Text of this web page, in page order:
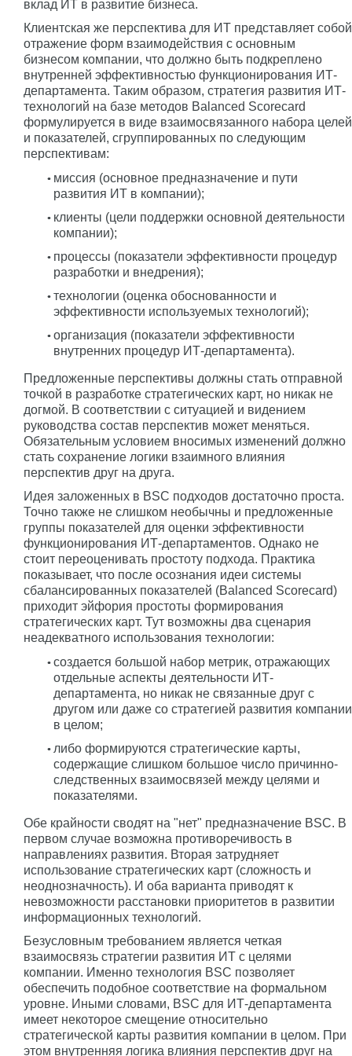
вклад ИТ в развитие бизнеса.
Клиентская же перспектива для ИТ представляет собой
отражение форм взаимодействия с основным
бизнесом компании, что должно быть подкреплено
внутренней эффективностью функционирования ИТ-
департамента. Таким образом, стратегия развития ИТ-
технологий на базе методов Balanced Scorecard
формулируется в виде взаимосвязанного набора целей
и показателей, сгруппированных по следующим
перспективам:
миссия (основное предназначение и пути
развития ИТ в компании);
клиенты (цели поддержки основной деятельности
компании);
процессы (показатели эффективности процедур
разработки и внедрения);
технологии (оценка обоснованности и
эффективности используемых технологий);
организация (показатели эффективности
внутренних процедур ИТ-департамента).
Предложенные перспективы должны стать отправной
точкой в разработке стратегических карт, но никак не
догмой. В соответствии с ситуацией и видением
руководства состав перспектив может меняться.
Обязательным условием вносимых изменений должно
стать сохранение логики взаимного влияния
перспектив друг на друга.
Идея заложенных в BSC подходов достаточно проста.
Точно также не слишком необычны и предложенные
группы показателей для оценки эффективности
функционирования ИТ-департаментов. Однако не
стоит переоценивать простоту подхода. Практика
показывает, что после осознания идеи системы
сбалансированных показателей (Balanced Scorecard)
приходит эйфория простоты формирования
стратегических карт. Тут возможны два сценария
неадекватного использования технологии:
создается большой набор метрик, отражающих
отдельные аспекты деятельности ИТ-
департамента, но никак не связанные друг с
другом или даже со стратегией развития компании
в целом;
либо формируются стратегические карты,
содержащие слишком большое число причинно-
следственных взаимосвязей между целями и
показателями.
Обе крайности сводят на "нет" предназначение BSC. В
первом случае возможна противоречивость в
направлениях развития. Вторая затрудняет
использование стратегических карт (сложность и
неоднозначность). И оба варианта приводят к
невозможности расстановки приоритетов в развитии
информационных технологий.
Безусловным требованием является четкая
взаимосвязь стратегии развития ИТ с целями
компании. Именно технология BSC позволяет
обеспечить подобное соответствие на формальном
уровне. Иными словами, BSC для ИТ-департамента
имеет некоторое смещение относительно
стратегической карты развития компании в целом. При
этом внутренняя логика влияния перспектив друг на